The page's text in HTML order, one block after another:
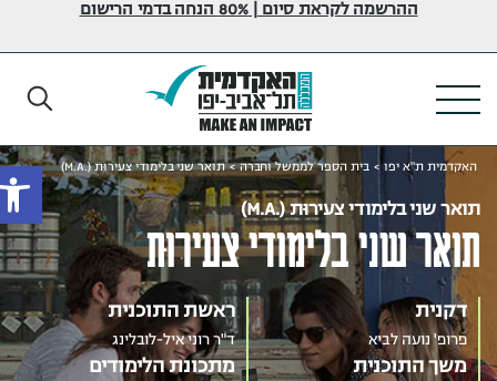
ההרשמה לקראת סיום | 80% הנחה בדמי הרישום
האקדמית ת"א יפו > בית הספר לממשל וחברה > תואר שני בלימודי צעירוּת (.M.A)
תואר שני בלימודי צעירוּת (.M.A)
תואר שני בלימודי צעירוּת
דקנית
פרופ' נועה לביא
ראשת התוכנית
ד"ר רוני איל-לובלינג
משך התוכנית מתכונת הלימודים